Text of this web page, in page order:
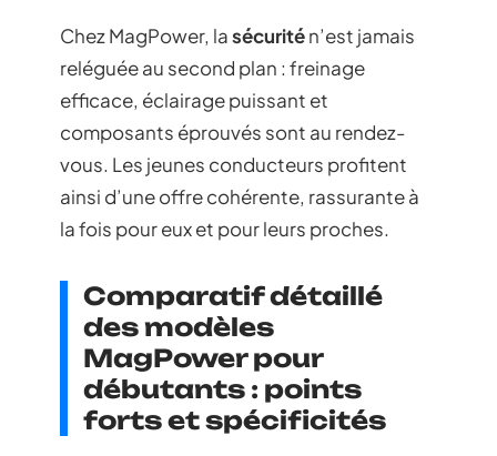
Chez MagPower, lasécuritén’est jamais
reléguée au second plan : freinage
efficace, éclairage puissant et
composants éprouvés sont au rendez-
vous. Les jeunes conducteurs profitent
ainsi d’une offre cohérente, rassurante à
la fois pour eux et pour leurs proches.
Comparatif détaillé
des modèles
MagPower pour
débutants : points
forts et spécificités